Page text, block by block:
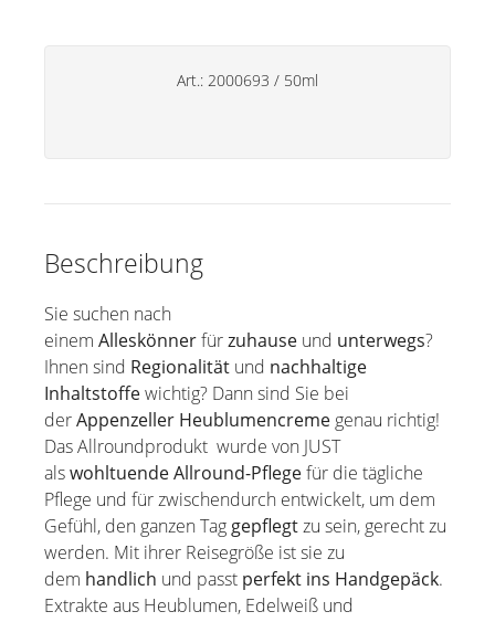
Art.: 2000693 / 50ml
Beschreibung
Sie suchen nach
einem Alleskönnerfürzuhause und unterwegs?
Ihnen sind Regionalität und nachhaltige
Inhaltstoffewichtig? Dann sind Sie bei
derAppenzeller Heublumencreme genau richtig!
Das Allroundprodukt wurde von JUST
alswohltuende Allround-Pflegefür die tägliche
Pflege und für zwischendurch entwickelt, um dem
Gefühl, den ganzen Tag gepflegtzu sein, gerecht zu
werden. Mit ihrer Reisegröße ist sie zu
dem handlich und passt perfekt ins Handgepäck.
Extrakte aus Heublumen, Edelweiß und